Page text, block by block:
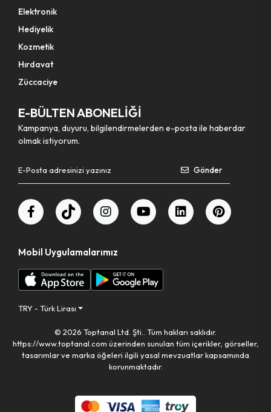
Elektronik
Hediyelik
Kozmetik
Hırdavat
Züccaciye
E-BÜLTEN ABONELİĞİ
Kampanya, duyuru, bilgilendirmelerden e-posta ile haberdar
olmak istiyorum.
Gönder
Mobil Uygulamalarımız
TRY - Türk Lirası
© 2026 Toptanal Ltd. Şti.. Tüm hakları saklıdır.
https://www.toptanal.com üzerinden sunulan tüm içerikler, görseller,
tasarımlar ve marka öğeleri ilgili yasal mevzuatlar kapsamında
korunmaktadır.